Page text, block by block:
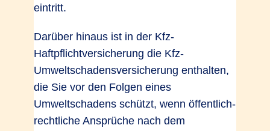
eintritt.
Darüber hinaus ist in der Kfz-
Haftpflichtversicherung die Kfz-
Umweltschadensversicherung enthalten,
die Sie vor den Folgen eines
Umweltschadens schützt, wenn öffentlich-
rechtliche Ansprüche nach dem